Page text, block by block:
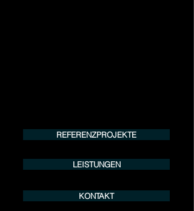
REFERENZPROJEKTE
LEISTUNGEN
KONTAKT